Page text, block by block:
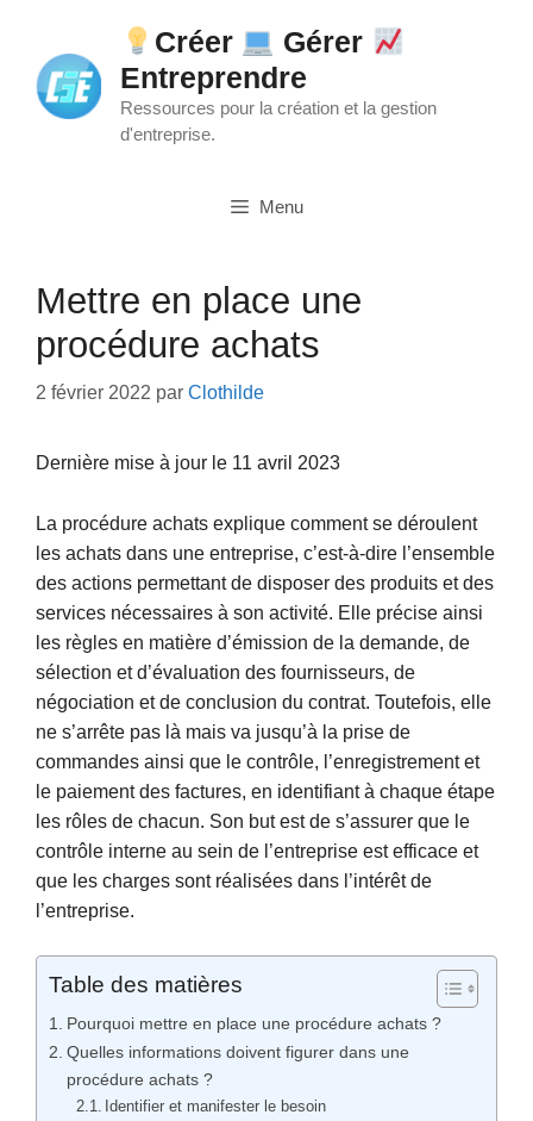
contenu
Créer
Gérer
Entreprendre
Ressources pour la création et la gestion
d'entreprise.
Menu
Mettre en place une
procédure achats
2 février 2022 par Clothilde
Dernière mise à jour le 11 avril 2023
La procédure achats explique comment se déroulent
les achats dans une entreprise, c’est-à-dire l’ensemble
des actions permettant de disposer des produits et des
services nécessaires à son activité. Elle précise ainsi
les règles en matière d’émission de la demande, de
sélection et d’évaluation des fournisseurs, de
négociation et de conclusion du contrat. Toutefois, elle
ne s’arrête pas là mais va jusqu’à la prise de
commandes ainsi que le contrôle, l’enregistrement et
le paiement des factures, en identifiant à chaque étape
les rôles de chacun. Son but est de s’assurer que le
contrôle interne au sein de l’entreprise est efficace et
que les charges sont réalisées dans l’intérêt de
l’entreprise.
Table des matières
Pourquoi mettre en place une procédure achats ?
Quelles informations doivent figurer dans une
procédure achats ?
Identifier et manifester le besoin